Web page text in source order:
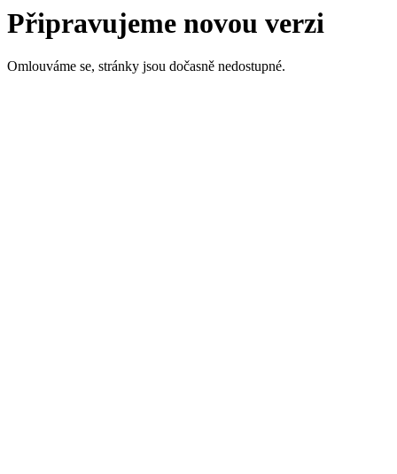
Připravujeme novou verzi
Omlouváme se, stránky jsou dočasně nedostupné.